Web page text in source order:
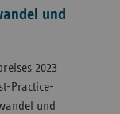
und
2023
Practice-
und